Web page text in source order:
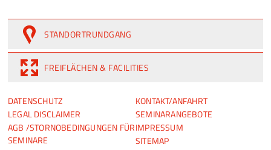
NAVIGATION
ÜBERSPRINGEN
DATENSCHUTZ
LEGAL DISCLAIMER
AGB /STORNOBEDINGUNGEN FÜR
SEMINARE
STANDORTRUNDGANG
FREIFLÄCHEN & FACILITIES
NAVIGATION
ÜBERSPRINGEN
KONTAKT/ANFAHRT
SEMINARANGEBOTE
IMPRESSUM
SITEMAP